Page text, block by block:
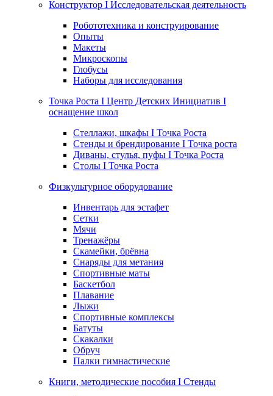
Конструктор I Исследовательская деятельность
Робототехника и конструирование
Опыты
Макеты
Микроскопы
Глобусы
Наборы для исследования
Точка Роста I Центр Детских Инициатив I
оснащение школ
Стеллажи, шкафы I Точка Роста
Стенды и брендирование I Точка роста
Диваны, стулья, пуфы I Точка Роста
Столы I Точка Роста
Физкультурное оборудование
Инвентарь для эстафет
Сетки
Мячи
Тренажёры
Скамейки, брёвна
Снаряды для метания
Спортивные маты
Баскетбол
Плавание
Лыжи
Спортивные комплексы
Батуты
Скакалки
Обруч
Палки гимнастические
Книги, методические пособия I Стенды